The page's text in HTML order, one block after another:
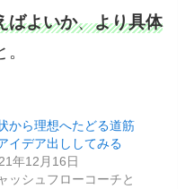
ばよいか、より具体
。
から理想へたどる道筋
イデア出ししてみる
年12月16日
ッシュフローコーチと